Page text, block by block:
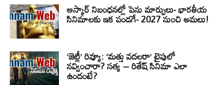
ఆస్కార్ నిబంధనల్లో పెను మార్పులు- భారతీయ
సినిమాలకు ఇక పండగే- 2027 నుంచి అమలు!
‘జెట్లీ’ రివ్యూ: ‘మత్తు వదలరా’ టైపులో
నవ్వించారా? సత్య – రితేష్ సినిమా ఎలా
ఉందంటే?